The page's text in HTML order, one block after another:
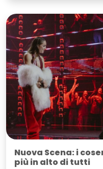
Nuova Scena: i
più in alto di tutti